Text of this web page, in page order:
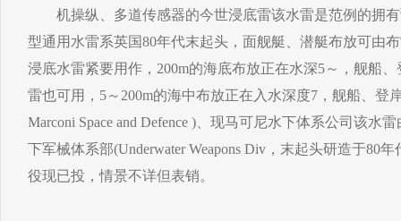
机操纵、多道传感器的今世浸底雷该水雷是范例的拥有
型通用水雷系英国80年代末起头，面舰艇、潜艇布放可由
浸底水雷紧要用作，200m的海底布放正在水深5～，舰船
雷也可用，5～200m的海中布放正在入水深度7，舰船、登
Marconi Space and Defence )、现马可尼水下体系公司该水
下军械体系部(Underwater Weapons Div，末起头研造于80
役现已投，情景不详但表销。